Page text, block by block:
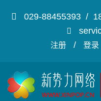
029-88455393 /
注册/ 登录